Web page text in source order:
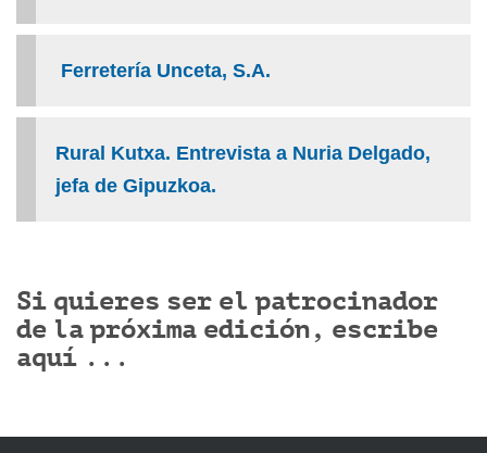
Ferretería Unceta, S.A.
Rural Kutxa. Entrevista a Nuria Delgado,
jefa de Gipuzkoa.
Si quieres ser el patrocinador
de la próxima edición, escribe
aquí ...